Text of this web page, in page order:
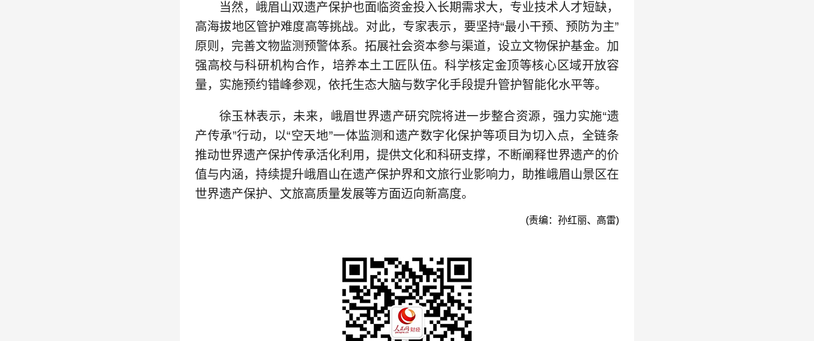
当然，峨眉山双遗产保护也面临资金投入长期需求大，专业技术人才短缺，
高海拔地区管护难度高等挑战。对此，专家表示，要坚持“最小干预、预防为主”
原则，完善文物监测预警体系。拓展社会资本参与渠道，设立文物保护基金。加
强高校与科研机构合作，培养本土工匠队伍。科学核定金顶等核心区域开放容
量，实施预约错峰参观，依托生态大脑与数字化手段提升管护智能化水平等。
徐玉林表示，未来，峨眉世界遗产研究院将进一步整合资源，强力实施“遗
产传承”行动，以“空天地”一体监测和遗产数字化保护等项目为切入点，全链条
推动世界遗产保护传承活化利用，提供文化和科研支撑，不断阐释世界遗产的价
值与内涵，持续提升峨眉山在遗产保护界和文旅行业影响力，助推峨眉山景区在
世界遗产保护、文旅高质量发展等方面迈向新高度。
(责编：孙红丽、高雷)